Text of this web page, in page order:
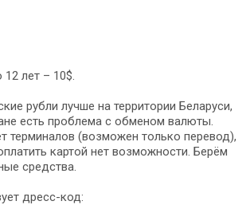
лет – 10$.
рубли лучше на территории Беларуси,
есть проблема с обменом валюты.
терминалов (возможен только перевод),
картой нет возможности. Берём
средства.
дресс-код: